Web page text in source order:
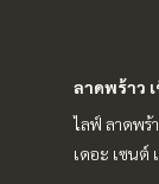
ลาดพร้าว
ไลฟ์ ลาดพร้
เดอะ เซนต์